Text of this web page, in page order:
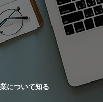
について知る